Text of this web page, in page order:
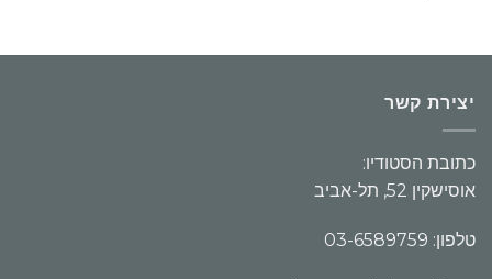
יצירת קשר
כתובת הסטודיו:
אוסישקין 52, תל-אביב
טלפון: 03-6589759